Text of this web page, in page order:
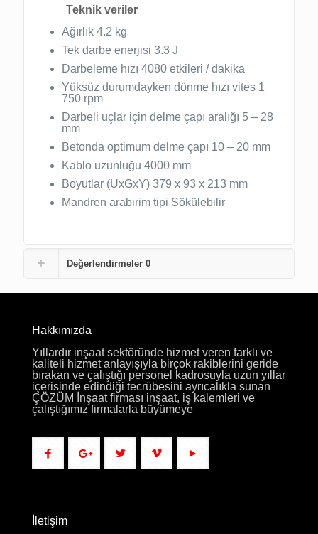
Teknik veriler
Ağırlık 4.2 kg
Tek darbe enerjisi 3.3 J
Darbeleme hızı 4080 etkileri / dakika
Yüksüz durumdayken dönme hızı vites 1
750 rpm
Darbeli uçlar için delme çapı aralığı 5 – 28
mm
Betonda optimum delme çapı 10 – 20 mm
Kablo uzunluğu 4000 mm
Boyutlar (UxGxY) 379 x 93 x 213 mm
Mandren arabirim tipi Sökülebilir
Değerlendirmeler 0
Hakkımızda
Yıllardır inşaat sektöründe hizmet veren farklı ve
kaliteli hizmet anlayışıyla birçok rakiblerini geride
bırakan ve çalıştığı personel kadrosuyla uzun yıllar
içerisinde edindiği tecrübesini ayrıcalıkla sunan
ÇÖZÜM İnşaat firması inşaat, iş kalemleri ve
çalıştığımız firmalarla büyümeye
İletişim